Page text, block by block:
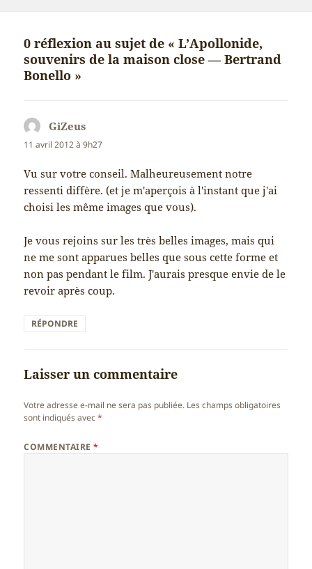
0 réflexion au sujet de « L’Apollonide,
souvenirs de la maison close — Bertrand
Bonello »
GiZeus
11 avril 2012 à 9h27
Vu sur votre conseil. Malheureusement notre
ressenti diffère. (et je m'aperçois à l'instant que j'ai
choisi les même images que vous).
Je vous rejoins sur les très belles images, mais qui
ne me sont apparues belles que sous cette forme et
non pas pendant le film. J'aurais presque envie de le
revoir après coup.
RÉPONDRE
Laisser un commentaire
Votre adresse e-mail ne sera pas publiée. Les champs obligatoires
sont indiqués avec*
COMMENTAIRE*